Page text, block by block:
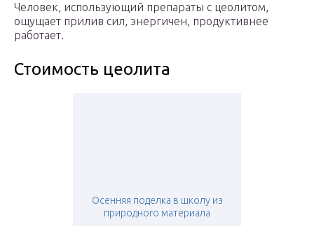
Человек, использующий препараты с цеолитом,
ощущает прилив сил, энергичен, продуктивнее
работает.
Стоимость цеолита
Осенняя поделка в школу из
природного материала